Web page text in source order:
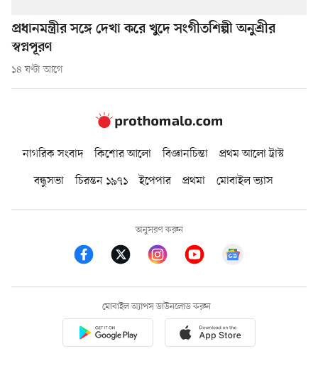
প্রধানমন্ত্রীর সঙ্গে দেখা করে খুদে সংগীতশিল্পী অনুশ্রীর
স্বপ্নপূরণ
১৪ ঘণ্টা আগে
নাগরিক সংবাদ কিশোর আলো বিজ্ঞানচিন্তা
প্রথম আলো ট্রাস্ট
বন্ধুসভা
চিরন্তন ১৯৭১ ইপেপার প্রথমা মোবাইল ভ্যাস
অনুসরণ করুন
মোবাইল অ্যাপস ডাউনলোড করুন